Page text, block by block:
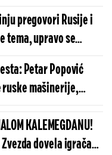
a onda...
pregovori Rusije i
tema, upravo se
dela planete
Petar Popović
ruske mašinerije,
o 9. maju!
KALEMEGDANU!
dovela igrača